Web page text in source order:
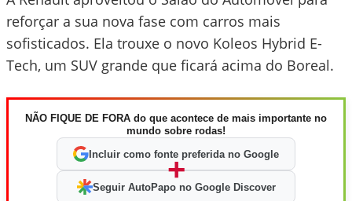
reforçar a sua nova fase com carros mais
sofisticados. Ela trouxe o novo Koleos Hybrid E-
Tech, um SUV grande que ficará acima do Boreal.
NÃO FIQUE DE FORA do que acontece de mais importante no
mundo sobre rodas!
Incluir como fonte preferida no Google
+
Seguir AutoPapo no Google Discover